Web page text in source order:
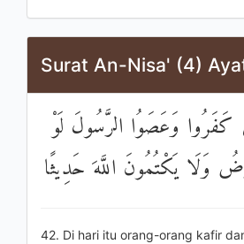
Surat An-Nisa' (4)
كَفَرُوا وَعَصَوُا الرَّسُولَ لَوْ
وَلَا يَكْتُمُونَ اللَّهَ حَدِيثًا
42. Di hari itu orang-orang kafir